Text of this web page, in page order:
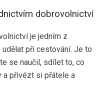
dobrovolnictví
je jedním z
při cestování. Je to
se naučil, sdílet to, co
a přivézt si přátele a